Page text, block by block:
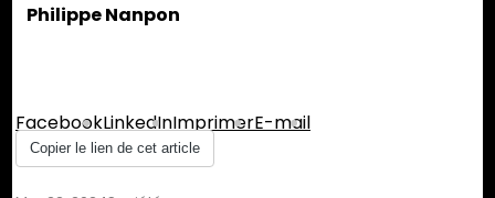
Philippe Nanpon
FacebookLinkedInImprimerE-mail
Copier le lien de cet article